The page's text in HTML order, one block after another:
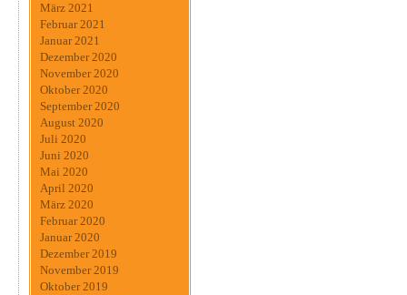
März 2021
Februar 2021
Januar 2021
Dezember 2020
November 2020
Oktober 2020
September 2020
August 2020
Juli 2020
Juni 2020
Mai 2020
April 2020
März 2020
Februar 2020
Januar 2020
Dezember 2019
November 2019
Oktober 2019